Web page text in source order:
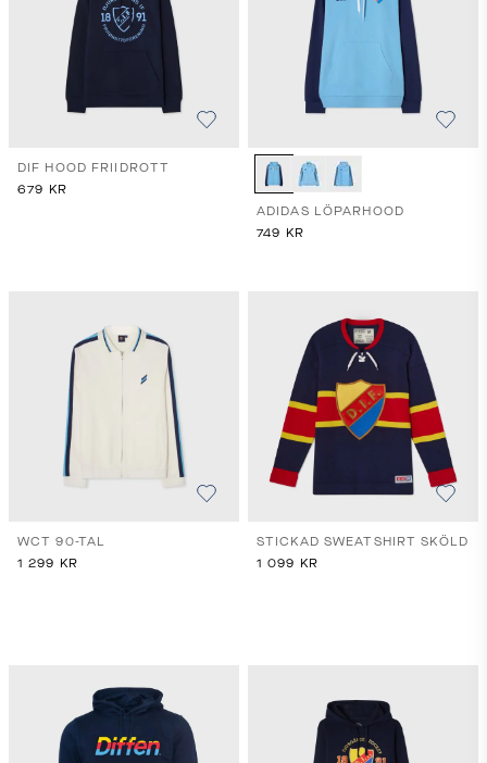
DIF HOOD FRIIDROTT
679 KR
ADIDAS LÖPARHOOD
749 KR
WCT 90-TAL
1 299 KR
STICKAD SWEATSHIRT SKÖLD
1 099 KR